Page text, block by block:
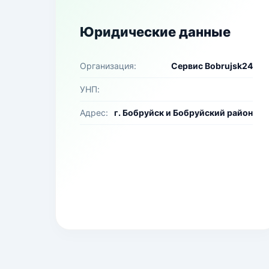
Юридические данные
Организация: Сервис Bobrujsk24
УНП:
Адрес: г. Бобруйск и Бобруйский район